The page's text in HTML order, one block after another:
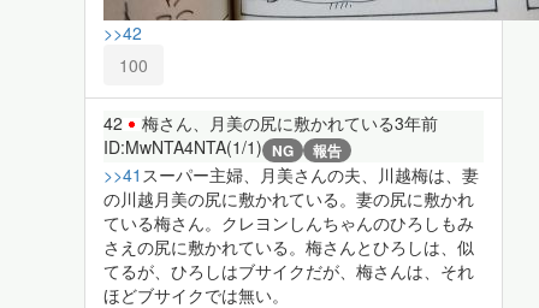
>>42
100
42 梅さん、月美の尻に敷かれている3年前
ID:MwNTA4NTA(1/1) NG 報告
>>41 スーパー主婦、月美さんの夫、川越梅は、妻
の川越月美の尻に敷かれている。妻の尻に敷かれ
ている梅さん。クレヨンしんちゃんのひろしもみ
さえの尻に敷かれている。梅さんとひろしは、似
てるが、ひろしはブサイクだが、梅さんは、それ
ほどブサイクでは無い。